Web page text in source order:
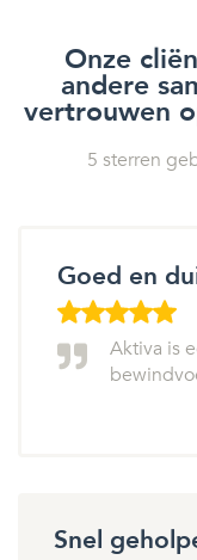
Onze
andere
vertrouwen
5 sterren
Goed en
Aktiva is
Snel